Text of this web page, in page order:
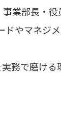
業部長・
ドやマネジ
務で磨け